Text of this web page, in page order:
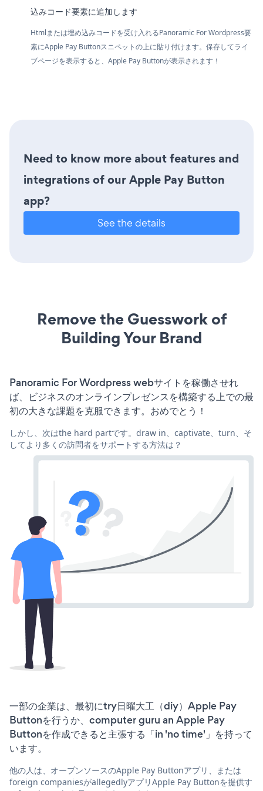
込みコード要素に追加します
Htmlまたは埋め込みコードを受け入れるPanoramic For Wordpress要
素にApple Pay Buttonスニペットの上に貼り付けます。保存してライ
ブページを表示すると、Apple Pay Buttonが表示されます！
Need to know more about features and
integrations of our Apple Pay Button
app?
See the details
Remove the Guesswork of
Building Your Brand
Panoramic For Wordpress webサイトを稼働させれ
ば、ビジネスのオンラインプレゼンスを構築する上での最
初の大きな課題を克服できます。おめでとう！
しかし、次はthe hard partです。draw in、captivate、turn、そ
してより多くの訪問者をサポートする方法は？
一部の企業は、最初にtry日曜大工（diy）Apple Pay
Buttonを行うか、computer guru an Apple Pay
Buttonを作成できると主張する「in 'no time'」を持って
います。
他の人は、オープンソースのApple Pay Buttonアプリ、または
foreign companiesがallegedlyアプリApple Pay Buttonを提供す